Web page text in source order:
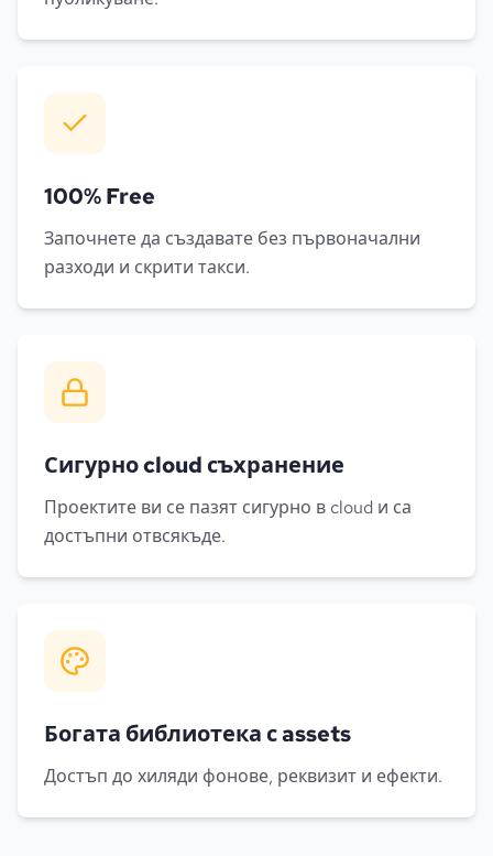
100% Free
Започнете да създавате без първоначални
разходи и скрити такси.
Сигурно cloud съхранение
Проектите ви се пазят сигурно в cloud и са
достъпни отвсякъде.
Богата библиотека с assets
Достъп до хиляди фонове, реквизит и ефекти.